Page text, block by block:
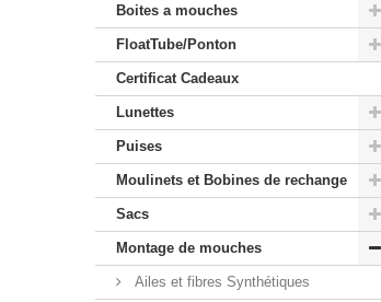
Boites a mouches
FloatTube/Ponton
Certificat Cadeaux
Lunettes
Puises
Moulinets et Bobines de rechange
Sacs
Montage de mouches
Ailes et fibres Synthétiques